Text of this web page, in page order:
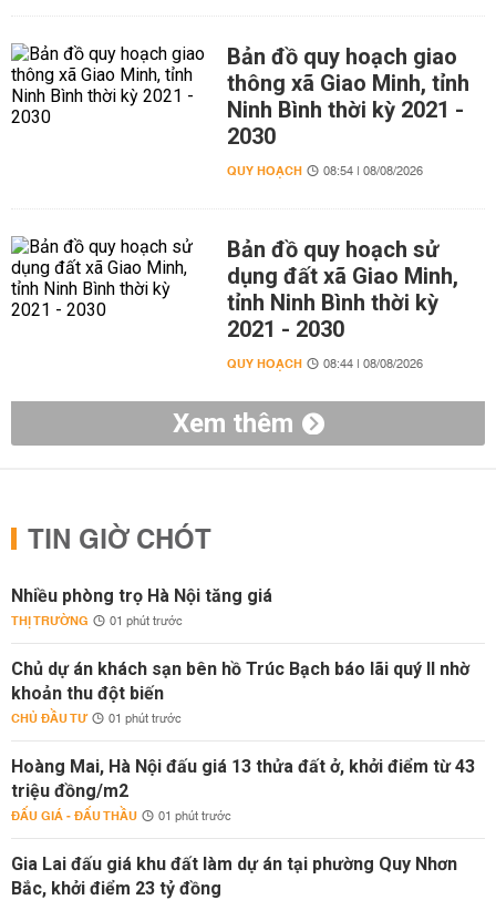
Bản đồ quy hoạch giao
thông xã Giao Minh, tỉnh
Ninh Bình thời kỳ 2021 -
2030
QUY HOẠCH 08:54 | 08/08/2026
Bản đồ quy hoạch sử
dụng đất xã Giao Minh,
tỉnh Ninh Bình thời kỳ
2021 - 2030
QUY HOẠCH 08:44 | 08/08/2026
Xem thêm
TIN GIỜ CHÓT
Nhiều phòng trọ Hà Nội tăng giá
THỊ TRƯỜNG 01 phút trước
Chủ dự án khách sạn bên hồ Trúc Bạch báo lãi quý II nhờ
khoản thu đột biến
CHỦ ĐẦU TƯ 01 phút trước
Hoàng Mai, Hà Nội đấu giá 13 thửa đất ở, khởi điểm từ 43
triệu đồng/m2
ĐẤU GIÁ - ĐẤU THẦU 01 phút trước
Gia Lai đấu giá khu đất làm dự án tại phường Quy Nhơn
Bắc, khởi điểm 23 tỷ đồng